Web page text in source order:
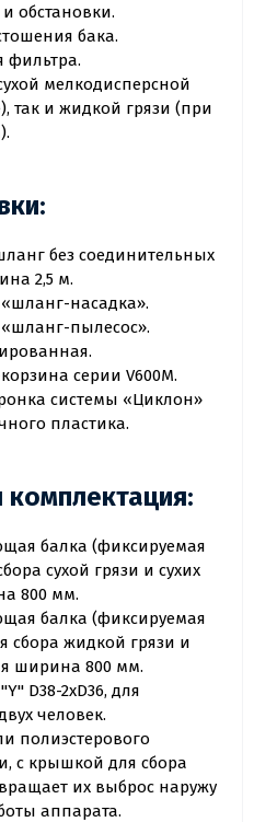
обстановки.
бака.
фильтра.
мелкодисперсной
так и жидкой грязи (при
без соединительных
2,5 м.
насадка».
пылесос».
серии V600M.
системы «Циклон»
пластика.
комплектация:
балка (фиксируемая
сухой грязи и сухих
800 мм.
балка (фиксируемая
сбора жидкой грязи и
ширина 800 мм.
D38-2xD36, для
человек.
полиэстерового
с крышкой для сбора
их выброс наружу
аппарата.